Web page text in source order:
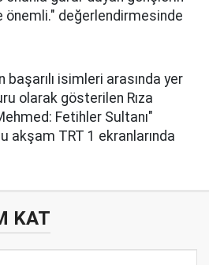
değerlendirmesinde
isimleri arasında yer
olarak gösterilen Rıza
Fetihler Sultanı"
akşam TRT 1 ekranlarında
KAT